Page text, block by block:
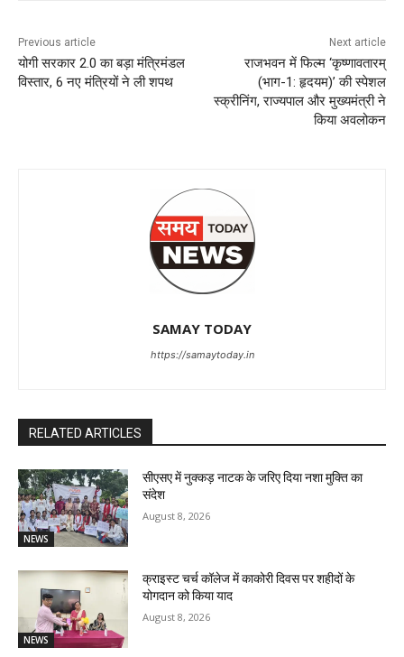
Previous article
योगी सरकार 2.0 का बड़ा मंत्रिमंडल
विस्तार, 6 नए मंत्रियों ने ली शपथ
Next article
राजभवन में फिल्म ‘कृष्णावतारम्
(भाग-1: हृदयम)’ की स्पेशल
स्क्रीनिंग, राज्यपाल और मुख्यमंत्री ने
किया अवलोकन
SAMAY TODAY
https://samaytoday.in
RELATED ARTICLES
NEWS
सीएसए में नुक्कड़ नाटक के जरिए दिया नशा मुक्ति का
संदेश
August 8, 2026
NEWS
क्राइस्ट चर्च कॉलेज में काकोरी दिवस पर शहीदों के
योगदान को किया याद
August 8, 2026